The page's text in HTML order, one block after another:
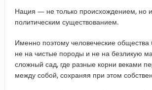
Нация — не только происхождением, но
политическим существованием.
Именно поэтому человеческие
не на чистые породы и не на безликую
сложный сад, где разные корни веками
между собой, сохраняя при этом